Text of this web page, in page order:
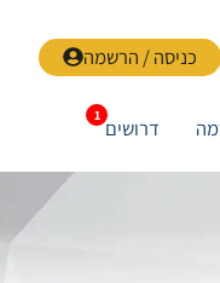
כניסה / הרשמה
דרושים